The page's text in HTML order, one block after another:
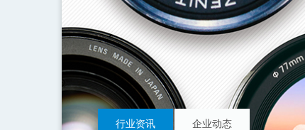
行业资讯 企业动态